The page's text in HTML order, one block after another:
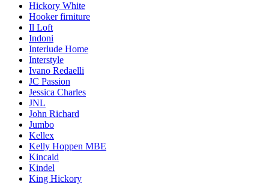
Hickory White
Hooker firniture
Il Loft
Indoni
Interlude Home
Interstyle
Ivano Redaelli
JC Passion
Jessica Charles
JNL
John Richard
Jumbo
Kellex
Kelly Hoppen MBE
Kincaid
Kindel
King Hickory